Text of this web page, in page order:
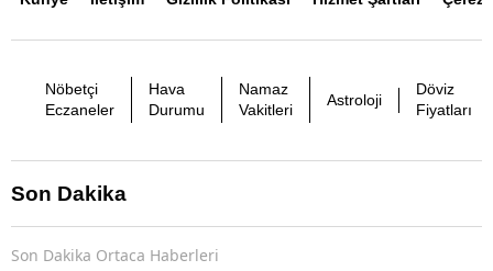
Nöbetçi
Eczaneler
Hava
Durumu
Namaz
Vakitleri
Astroloji
Döviz
Fiyatları
Son Dakika
Son Dakika Ortaca Haberleri